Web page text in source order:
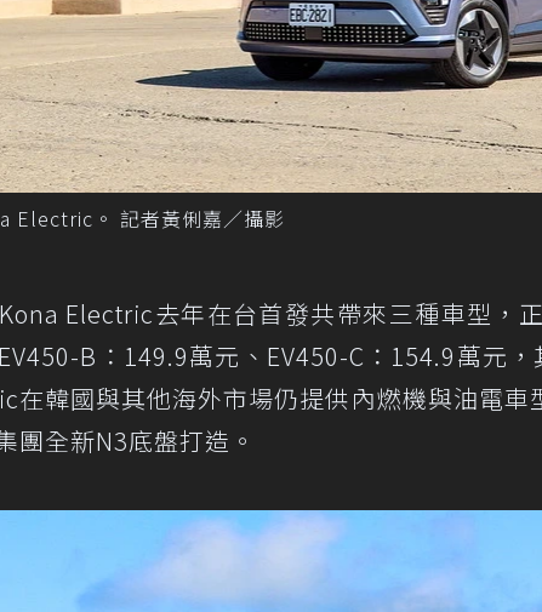
Electric。 記者黃俐嘉／攝影
Electric去年在台首發共帶來三種車型，
B：149.9萬元、EV450-C：154.9萬元
在韓國與其他海外市場仍提供內燃機與油電車
團全新N3底盤打造。